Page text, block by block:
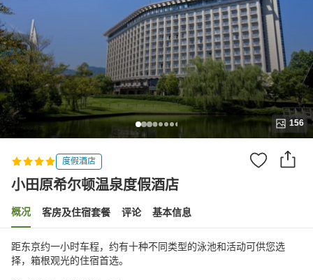
156
度假酒店
小田原希尔顿温泉度假酒店
概况 客房及住宿套餐 评论 基本信息
距东京约一小时车程，约有十种不同类型的泳池和活动可供您选
择，箱根观光的住宿首选。